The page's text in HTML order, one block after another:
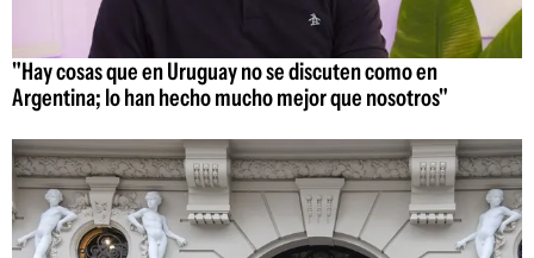
"Hay cosas que en Uruguay no se discuten como en
Argentina; lo han hecho mucho mejor que nosotros"